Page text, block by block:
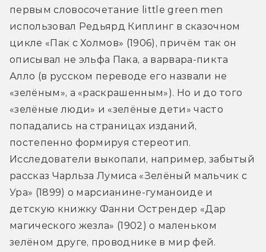
первым словосочетание little green men
использовал Редьярд Киплинг в сказочном
цикле «Пак с Холмов» (1906), причём так он
описывал не эльфа Пака, а варвара-пикта
Алло (в русском переводе его назвали не
«зелёным», а «раскрашенным»). Но и до того
«зелёные люди» и «зелёные дети» часто
попадались на страницах изданий,
постепенно формируя стереотип.
Исследователи выкопали, например, забытый
рассказ Чарльза Лумиса «Зелёный мальчик с
Ура» (1899) о марсианине-гуманоиде и
детскую книжку Фанни Острендер «Дар
магического жезла» (1902) о маленьком
зелёном друге, проводнике в мир фей.